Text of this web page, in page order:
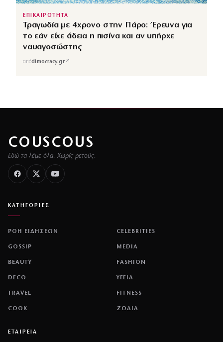
ΕΠΙΚΑΙΡΟΤΗΤΑ
Τραγωδία με 4χρονο στην Πάρο: Έρευνα για
το εάν είχε άδεια η πισίνα και αν υπήρχε
ναυαγοσώστης
απόdimocracy.gr↗
COUSCOUS
Εδώ τα λέμε όλα. Χωρίς ρετούς.
ΚΑΤΗΓΟΡΙΕΣ
ΡΟΗ ΕΙΔΗΣΕΩΝ CELEBRITIES
GOSSIP MEDIA
BEAUTY FASHION
DECO ΥΓΕΙΑ
TRAVEL FITNESS
COOK ΖΩΔΙΑ
ΕΤΑΙΡΕΙΑ